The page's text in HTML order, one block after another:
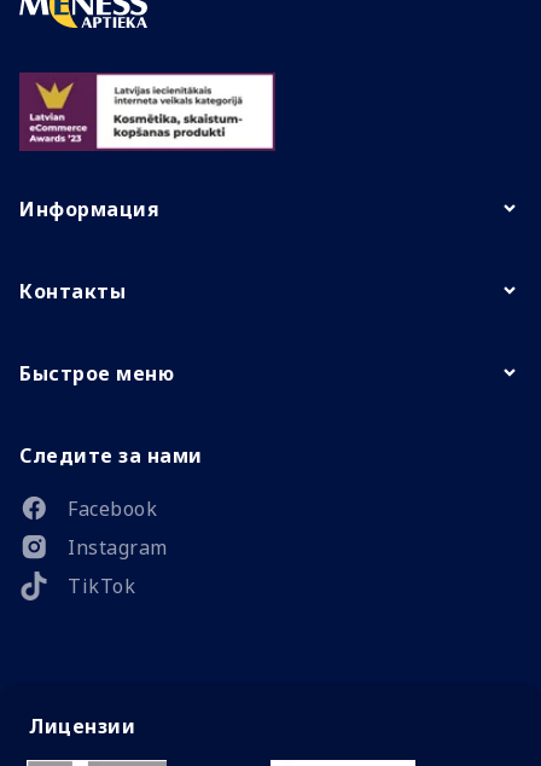
Информация
Контакты
Быстрое меню
Следите за нами
Facebook
Instagram
TikTok
Лицензии